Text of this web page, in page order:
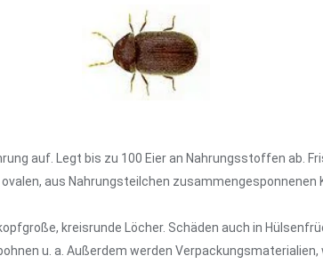
auf. Legt bis zu 100 Eier an Nahrungsstoffen ab.
aus Nahrungsteilchen zusammengesponnenen
kreisrunde Löcher. Schäden auch in
u. a. Außerdem werden Verpackungsmaterialien,